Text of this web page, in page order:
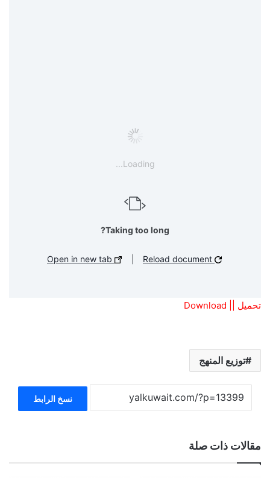
Loading...
Taking too long?
تحميل || Download
توزيع المنهج
نسخ الرابط
مقالات ذات صلة